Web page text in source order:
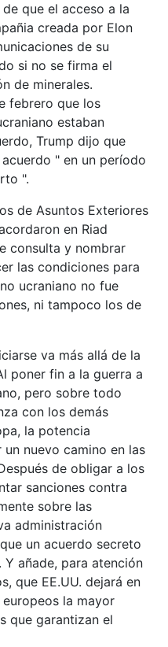
que el acceso a la
creada por Elon
de su
si no se firma el
de minerales.
febrero que los
estaban
Trump dijo que
" en un período
".
de Asuntos Exteriores
en Riad
consulta y nombrar
las condiciones para
ucraniano no fue
ni tampoco los de
va más allá de la
poner fin a la guerra a
pero sobre todo
con los demás
la potencia
nuevo camino en las
de obligar a los
sanciones contra
sobre las
administración
un acuerdo secreto
añade, para atención
que EE.UU. dejará en
la mayor
que garantizan el